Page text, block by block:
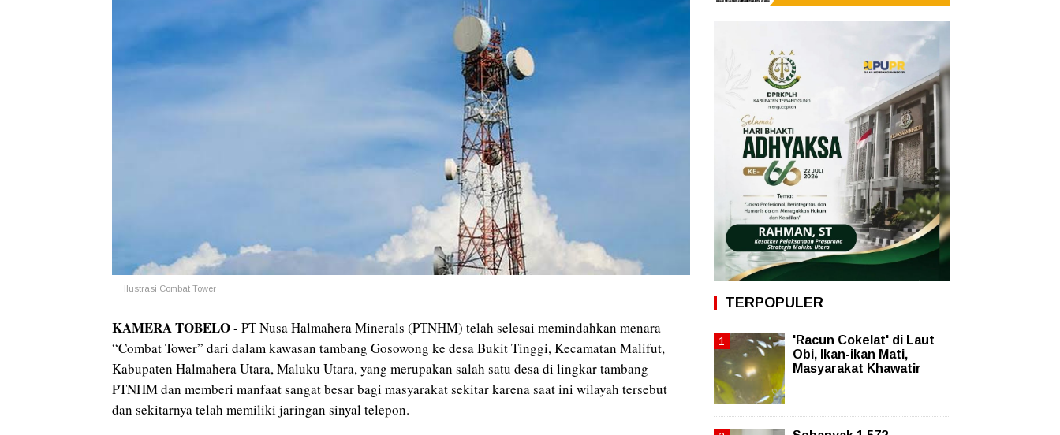
Ilustrasi Combat Tower
KAMERA TOBELO- PT Nusa Halmahera Minerals (PTNHM) telah selesai memindahkan menara
“Combat Tower” dari dalam kawasan tambang Gosowong ke desa Bukit Tinggi, Kecamatan Malifut,
Kabupaten Halmahera Utara, Maluku Utara, yang merupakan salah satu desa di lingkar tambang
PTNHM dan memberi manfaat sangat besar bagi masyarakat sekitar karena saat ini wilayah tersebut
dan sekitarnya telah memiliki jaringan sinyal telepon.
TERPOPULER
'Racun Cokelat' di Laut
Obi, Ikan-ikan Mati,
Masyarakat Khawatir